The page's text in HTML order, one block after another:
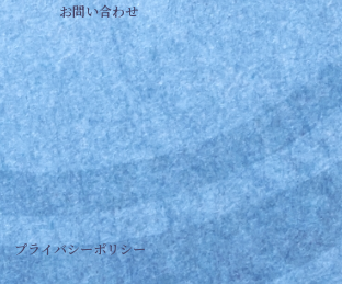
お問い合わせ
プライバシーポリシー